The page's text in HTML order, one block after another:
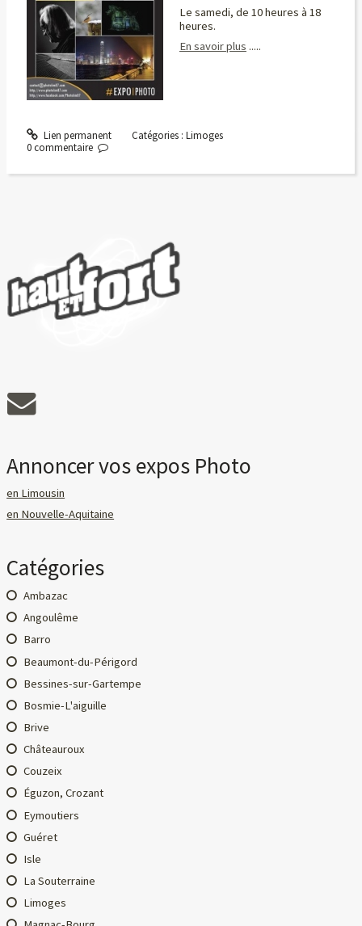
Le samedi, de 10 heures à 18
heures.
En savoir plus .....
Lien permanent Catégories : Limoges
0 commentaire
Annoncer vos expos Photo
en Limousin
en Nouvelle-Aquitaine
Catégories
Ambazac
Angoulême
Barro
Beaumont-du-Périgord
Bessines-sur-Gartempe
Bosmie-L'aiguille
Brive
Châteauroux
Couzeix
Éguzon, Crozant
Eymoutiers
Guéret
Isle
La Souterraine
Limoges